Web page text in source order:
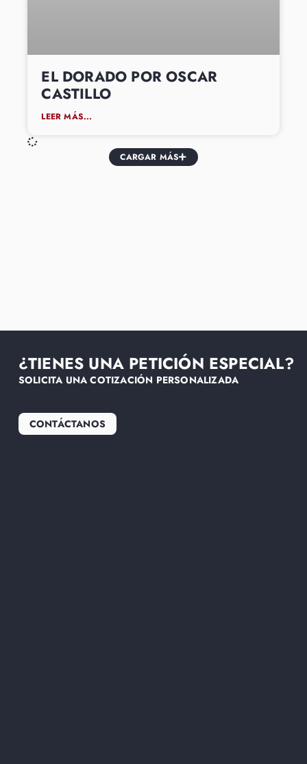
EL DORADO POR OSCAR
CASTILLO
LEER MÁS...
CARGAR MÁS
¿TIENES UNA PETICIÓN ESPECIAL?
SOLICITA UNA COTIZACIÓN PERSONALIZADA
CONTÁCTANOS